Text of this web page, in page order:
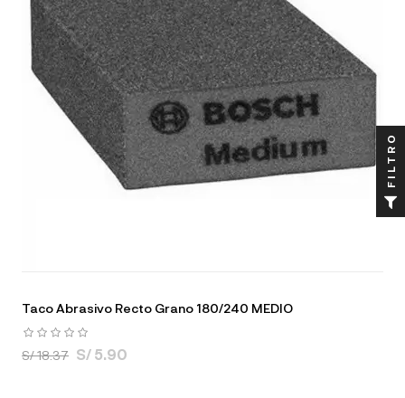
Taco Abrasivo Recto Grano 180/240 MEDIO
S/ 18.37 S/ 5.90
FILTRO